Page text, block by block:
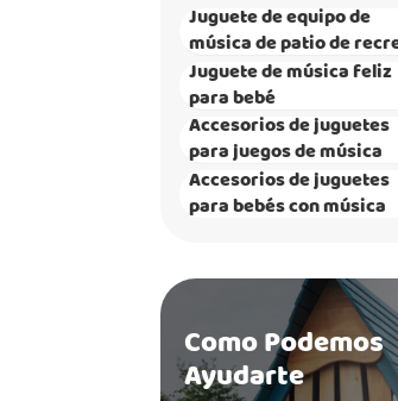
Juguete de equipo de
música de patio de
Juguete de música feliz
para bebé
Accesorios de juguetes
para juegos de música
Accesorios de juguetes
para bebés con música
Como Podemos
Ayudarte